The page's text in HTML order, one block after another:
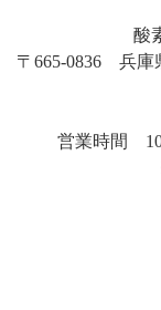
酸
〒665-0836 兵庫
営業時間 10